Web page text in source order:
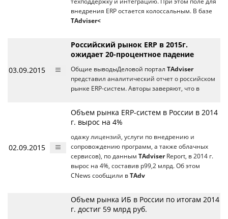
внедрения ERP остается колоссальным. В базе
TAdviser<
03.09.2015
Российский рынок ERP в 2015г.
ожидает 20-процентное падение
Общие выводыДеловой портал TAdviser
представил аналитический отчет о российском
рынке ERP-систем. Авторы заверяют, что в
02.09.2015
Объем рынка ERP-систем в России в 2014
г. вырос на 4%
одажу лицензий, услуги по внедрению и
сопровождению программ, а также облачных
сервисов), по данным TAdviserReport, в 2014 г.
вырос на 4%, составив p99,2 млрд. Об этом
CNews сообщили в TAdv
Объем рынка ИБ в России по итогам 2014
г. достиг 59 млрд руб.